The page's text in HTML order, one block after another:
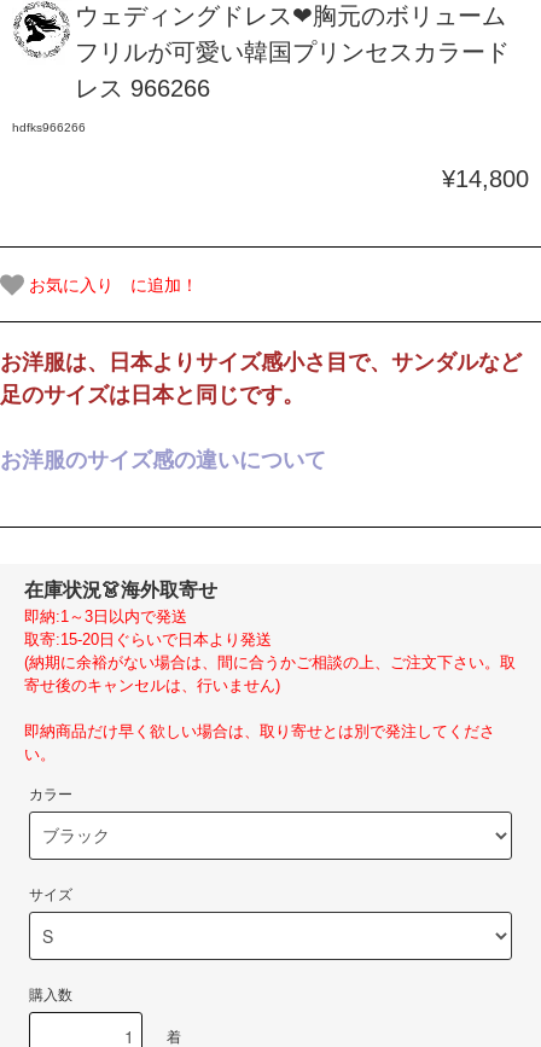
ウェディングドレス❤胸元のボリューム
フリルが可愛い韓国プリンセスカラード
レス 966266
hdfks966266
¥14,800
お気に入り に追加！
お洋服は、日本よりサイズ感小さ目で、サンダルなど
足のサイズは日本と同じです。
お洋服のサイズ感の違いについて
在庫状況👗海外取寄せ
即納:1～3日以内で発送
取寄:15-20日ぐらいで日本より発送
(納期に余裕がない場合は、間に合うかご相談の上、ご注文下さい。取
寄せ後のキャンセルは、行いません)
即納商品だけ早く欲しい場合は、取り寄せとは別で発注してくださ
い。
カラー
サイズ
購入数
着